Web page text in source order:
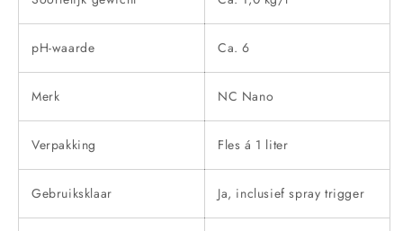
pH-waarde Ca. 6
Merk NC Nano
Verpakking Fles á 1 liter
Gebruiksklaar Ja, inclusief spray trigger